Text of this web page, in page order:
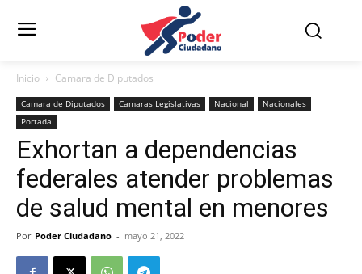
Inicio Camara de Diputados
Camara de Diputados Camaras Legislativas Nacional
Nacionales
Portada
Exhortan a dependencias
federales atender problemas
de salud mental en menores
Por Poder Ciudadano - mayo 21, 2022